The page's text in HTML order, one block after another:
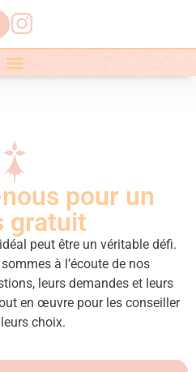
pour un
gratuit
peut être un véritable défi.
à l’écoute de nos
leurs demandes et leurs
en œuvre pour les conseiller
choix.